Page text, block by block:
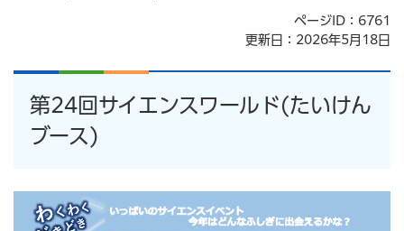
ページID：6761
更新日：2026年5月18日
第24回サイエンスワールド(たいけん
ブース)